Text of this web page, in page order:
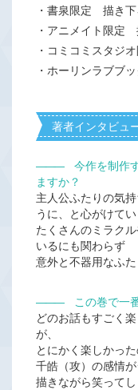
・書泉限定 描き
・アニメイト限定
・コミコミスタジ
・ホーリンラブブ
著者インタビュ
―――今作を制作す
ますか？
主人公ふたりの気
うに、と心がけてい
たくさんのミラク
いるにも関わらず
意外と不器用なふ
―――この巻で一番
どのお話もすごく
が、
とにかく楽しかっ
千皓（攻）の感情
描きながら笑ってし